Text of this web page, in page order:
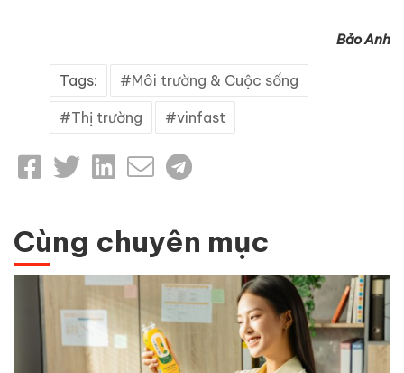
Bảo Anh
Tags: Môi trường & Cuộc sống
Thị trường vinfast
Cùng chuyên mục